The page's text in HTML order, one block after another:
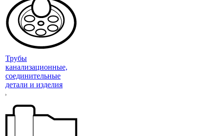
Трубы
канализационные,
соединительные
детали и изделия